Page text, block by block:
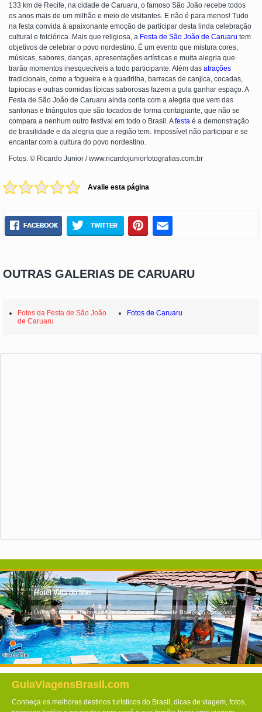
133 km de Recife, na cidade de Caruaru, o famoso São João recebe todos
os anos mais de um milhão e meio de visitantes. E não é para menos! Tudo
na festa convida à apaixonante emoção de participar desta linda celebração
cultural e folclórica. Mais que religiosa, a Festa de São João de Caruaru tem
objetivos de celebrar o povo nordestino. É um evento que mistura cores,
músicas, sabores, danças, apresentações artísticas e muita alegria que
trarão momentos inesquecíveis a todo participante. Além das atrações
tradicionais, como a fogueira e a quadrilha, barracas de canjica, cocadas,
tapiocas e outras comidas típicas saborosas fazem a gula ganhar espaço. A
Festa de São João de Caruaru ainda conta com a alegria que vem das
sanfonas e triângulos que são tocados de forma contagiante, que não se
compara a nenhum outro festival em todo o Brasil. Afesta é a demonstração
de brasilidade e da alegria que a região tem. Impossível não participar e se
encantar com a cultura do povo nordestino.
Fotos: © Ricardo Junior / www.ricardojuniorfotografias.com.br
Avalie esta página
OUTRAS GALERIAS DE CARUARU
Fotos da Festa de São João
de Caruaru
Fotos de Caruaru
Hotel Villa do Mar
Único localizado frente ao Mar no Centro da Praia de Balneário Camboriú
GuiaViagensBrasil.com
Conheça os melhores destinos turísticos do Brasil, dicas de viagem, fotos,